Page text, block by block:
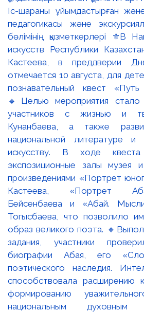
Іс-шараны ұйымдастырған
педагогикасы және
бөлімінің қызметкерлері ⚜️В
искусств Республики
Кастеева, в преддверии
отмечается 10 августа, для
познавательный квест
🔹Целью мероприятия стало
участников с жизнью и
Кунанбаева, а также
национальной литературе и
искусству. В ходе
экспозиционные залы музея
произведениями «Портрет
Кастеева, «Портрет
Бейсенбаева и «Абай.
Тогысбаева, что позволило
образ великого поэта.
задания, участники
биографии Абая, его
поэтического наследия.
способствовала расширению
формированию
национальным